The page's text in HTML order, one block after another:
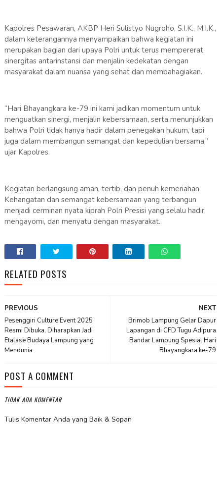
Kapolres Pesawaran, AKBP Heri Sulistyo Nugroho, S.I.K., M.I.K.,
dalam keterangannya menyampaikan bahwa kegiatan ini
merupakan bagian dari upaya Polri untuk terus mempererat
sinergitas antarinstansi dan menjalin kedekatan dengan
masyarakat dalam nuansa yang sehat dan membahagiakan.
“Hari Bhayangkara ke-79 ini kami jadikan momentum untuk
menguatkan sinergi, menjalin kebersamaan, serta menunjukkan
bahwa Polri tidak hanya hadir dalam penegakan hukum, tapi
juga dalam membangun semangat dan kepedulian bersama,”
ujar Kapolres.
Kegiatan berlangsung aman, tertib, dan penuh kemeriahan.
Kehangatan dan semangat kebersamaan yang terbangun
menjadi cerminan nyata kiprah Polri Presisi yang selalu hadir,
mengayomi, dan menyatu dengan masyarakat.
RELATED POSTS
NEXT
Brimob Lampung Gelar Dapur
Lapangan di CFD Tugu Adipura
Bandar Lampung Spesial Hari
Bhayangkara ke-79
PREVIOUS
Pesenggiri Culture Event 2025
Resmi Dibuka, Diharapkan Jadi
Etalase Budaya Lampung yang
Mendunia
POST A COMMENT
TIDAK ADA KOMENTAR
Tulis Komentar Anda yang Baik & Sopan